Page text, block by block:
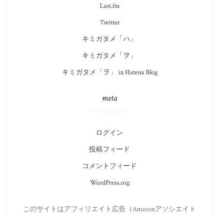
Last.fm
Twitter
キミガタメ「ハ」
キミガタメ「ヲ」
キミガタメ「ヲ」 in Hatena Blog
meta
ログイン
投稿フィード
コメントフィード
WordPress.org
このサイトはアフィリエイト広告（Amazonアソシエイト